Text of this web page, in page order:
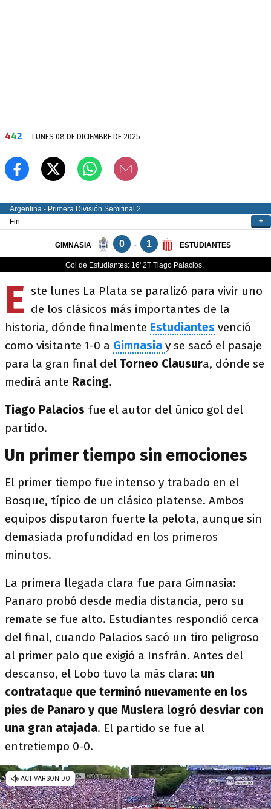
442 LUNES 08 DE DICIEMBRE DE 2025
E ste lunes La Plata se paralizó para vivir uno
de los clásicos más importantes de la
historia, dónde finalmente Estudiantes venció
como visitante 1-0 a Gimnasia y se sacó el pasaje
para la gran final del Torneo Clausura, dónde se
medirá ante Racing.
Tiago Palacios fue el autor del único gol del
partido.
Un primer tiempo sin emociones
El primer tiempo fue intenso y trabado en el
Bosque, típico de un clásico platense. Ambos
equipos disputaron fuerte la pelota, aunque sin
demasiada profundidad en los primeros
minutos.
La primera llegada clara fue para Gimnasia:
Panaro probó desde media distancia, pero su
remate se fue alto. Estudiantes respondió cerca
del final, cuando Palacios sacó un tiro peligroso
al primer palo que exigió a Insfrán. Antes del
descanso, el Lobo tuvo la más clara: un
contrataque que terminó nuevamente en los
pies de Panaro y que Muslera logró desviar con
una gran atajada. El partido se fue al
entretiempo 0-0.